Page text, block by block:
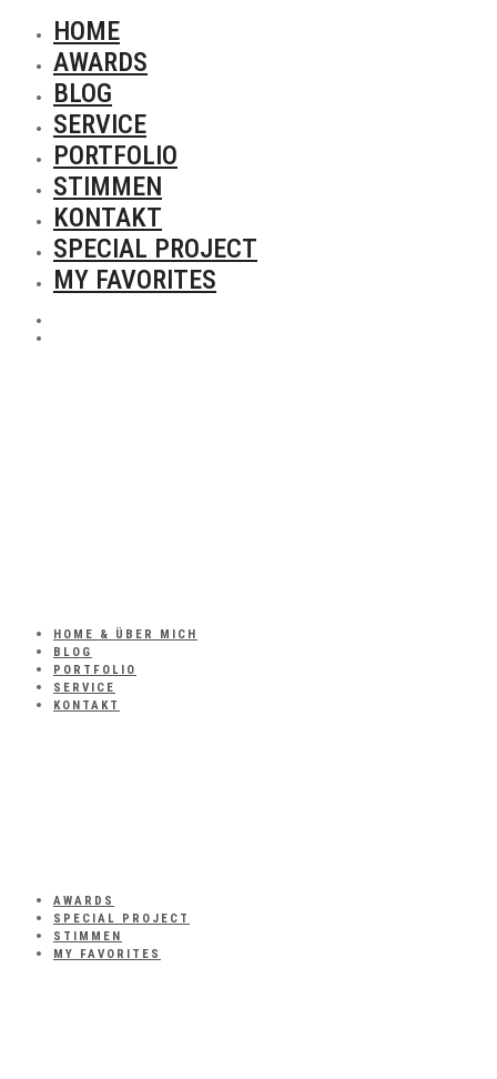
HOME
AWARDS
BLOG
SERVICE
PORTFOLIO
STIMMEN
KONTAKT
SPECIAL PROJECT
MY FAVORITES
HOME & ÜBER MICH
BLOG
PORTFOLIO
SERVICE
KONTAKT
AWARDS
SPECIAL PROJECT
STIMMEN
MY FAVORITES